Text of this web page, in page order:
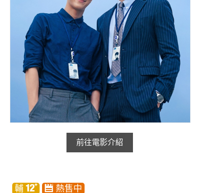
前往電影介紹
影城公告
影城活動
中獎名單
合作夥伴
商家介紹
加入iShow
會員Q&A